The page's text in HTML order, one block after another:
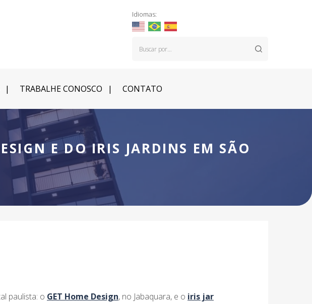
Idiomas:
TRABALHE CONOSCO CONTATO
E DO IRIS JARDINS EM SÃO
paulista: o GET Home Design, no Jabaquara, e o iris jar